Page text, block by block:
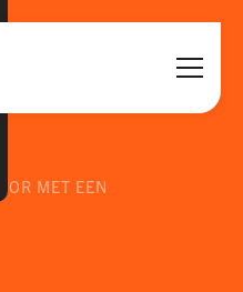
MET EEN